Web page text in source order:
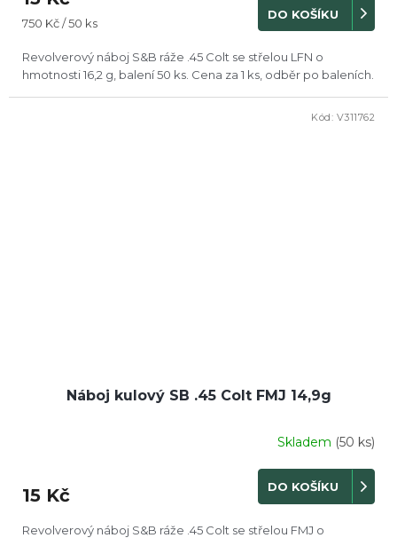
Měrná
750 Kč / 50 ks
DO KOŠÍKU
Revolverový náboj S&B ráže .45 Colt se střelou LFN o
hmotnosti 16,2 g, balení 50 ks. Cena za 1 ks, odběr po baleních.
Náboj kulový SB .45 Colt FMJ 14,9g
Skladem (50 ks)
15 Kč DO KOŠÍKU
Revolverový náboj S&B ráže .45 Colt se střelou FMJ o
Kód: V311762